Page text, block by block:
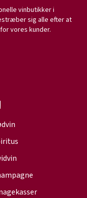
vinbutikker i
sig alle efter at
vores kunder.